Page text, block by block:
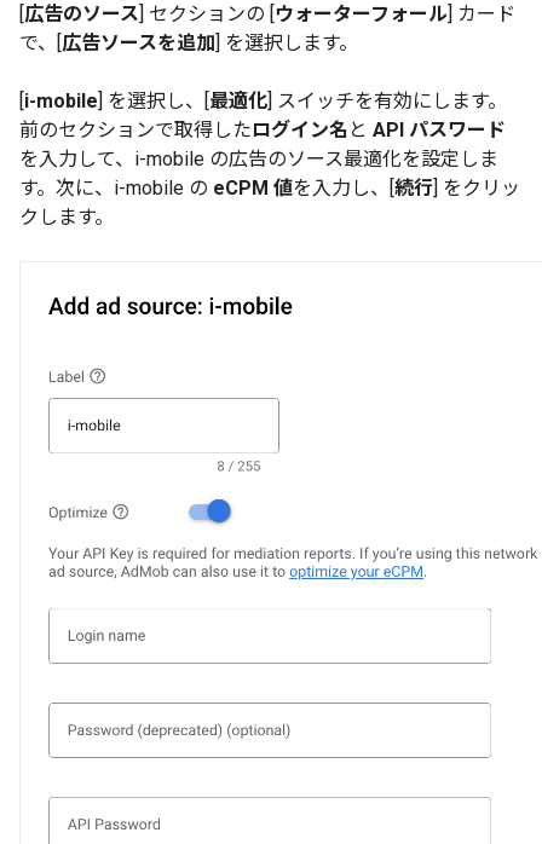
[広告のソース] セクションの [ウォーターフォール] カード
で、[広告ソースを追加] を選択します。
[i-mobile] を選択し、[最適化] スイッチを有効にします。
前のセクションで取得したログイン名 と API パスワード
を入力して、i-mobile の広告のソース最適化を設定しま
す。次に、i-mobile の eCPM 値を入力し、[続行] をクリッ
クします。